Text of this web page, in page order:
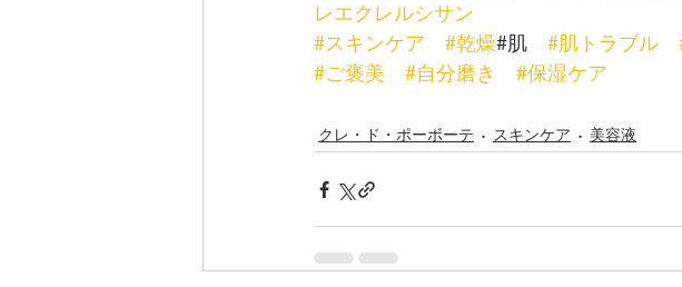
レエクレルシサン
#スキンケア
#乾燥#肌 #肌トラブル
#ご褒美
#自分磨き #保湿ケア
クレ・ド・ポーボーテ スキンケア 美容液